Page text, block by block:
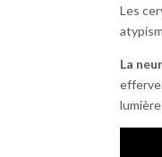
Les
La